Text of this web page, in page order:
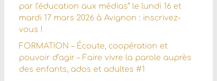
par l’éducation aux médias” le lundi 16 et
mardi 17 mars 2026 à Avignon : inscrivez-
vous !
FORMATION – Écoute, coopération et
pouvoir d’agir – Faire vivre la parole auprès
des enfants, ados et adultes #1